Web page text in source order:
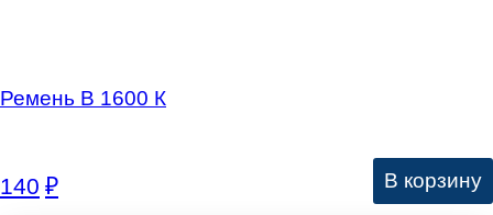
Ремень В 1600 К
140 ₽ В корзину